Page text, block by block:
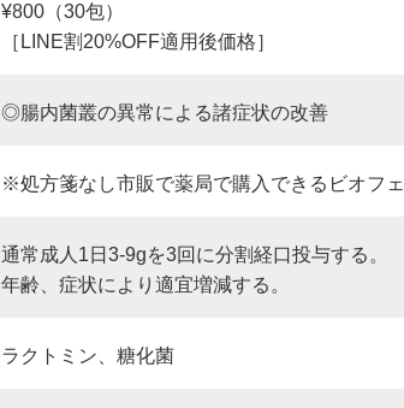
¥800（30包）
［LINE割20%OFF適用後価格］
◎腸内菌叢の異常による諸症状の改善
※処方箋なし市販で薬局で購入できるビオフ
通常成人1日3-9gを3回に分割経口投与する。
年齢、症状により適宜増減する。
ラクトミン、糖化菌